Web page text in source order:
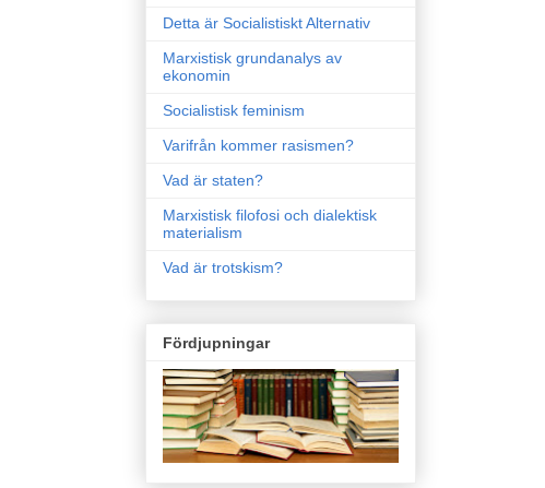
Detta är Socialistiskt Alternativ
Marxistisk grundanalys av
ekonomin
Socialistisk feminism
Varifrån kommer rasismen?
Vad är staten?
Marxistisk filofosi och dialektisk
materialism
Vad är trotskism?
Fördjupningar